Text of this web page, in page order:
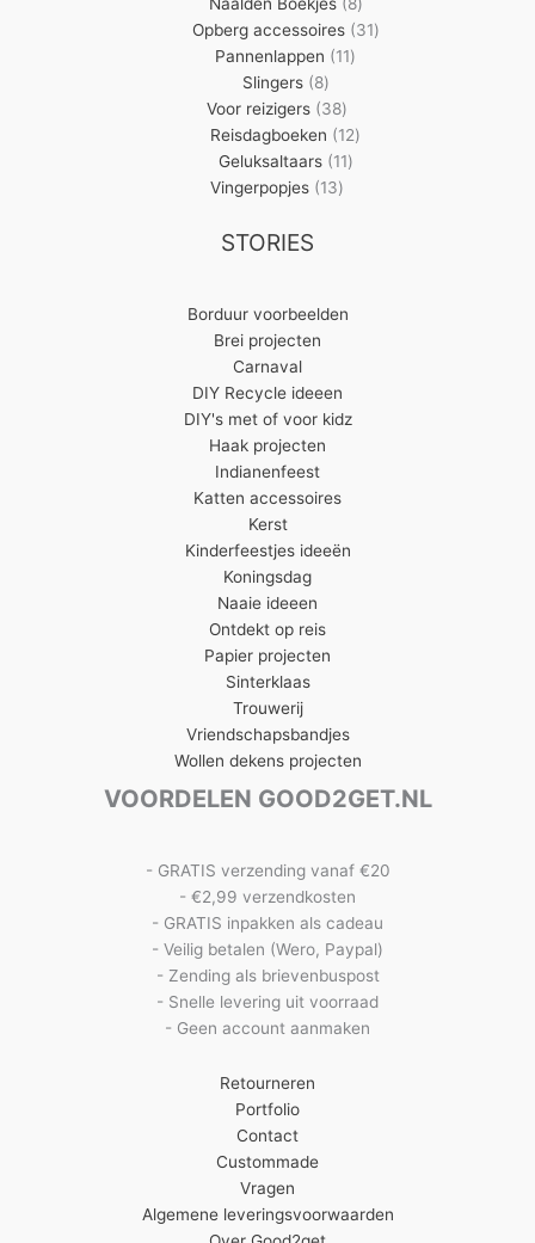
producten
Opberg accessoires 3131
Pannenlappen 1111
Slingers 88
producten
Voor reizigers 3838
producten
Reisdagboeken 1212
Geluksaltaars 1111
Vingerpopjes 1313
STORIES
Borduur voorbeelden
Brei projecten
Carnaval
DIY Recycle ideeen
DIY's met of voor kidz
Haak projecten
Indianenfeest
Katten accessoires
Kerst
Kinderfeestjes ideeën
Koningsdag
Naaie ideeen
Ontdekt op reis
Papier projecten
Sinterklaas
Trouwerij
Vriendschapsbandjes
Wollen dekens projecten
VOORDELEN GOOD2GET.NL
- GRATIS verzending vanaf €20
- €2,99 verzendkosten
- GRATIS inpakken als cadeau
- Veilig betalen (Wero, Paypal)
- Zending als brievenbuspost
- Snelle levering uit voorraad
- Geen account aanmaken
Retourneren
Portfolio
Contact
Custommade
Vragen
Algemene leveringsvoorwaarden